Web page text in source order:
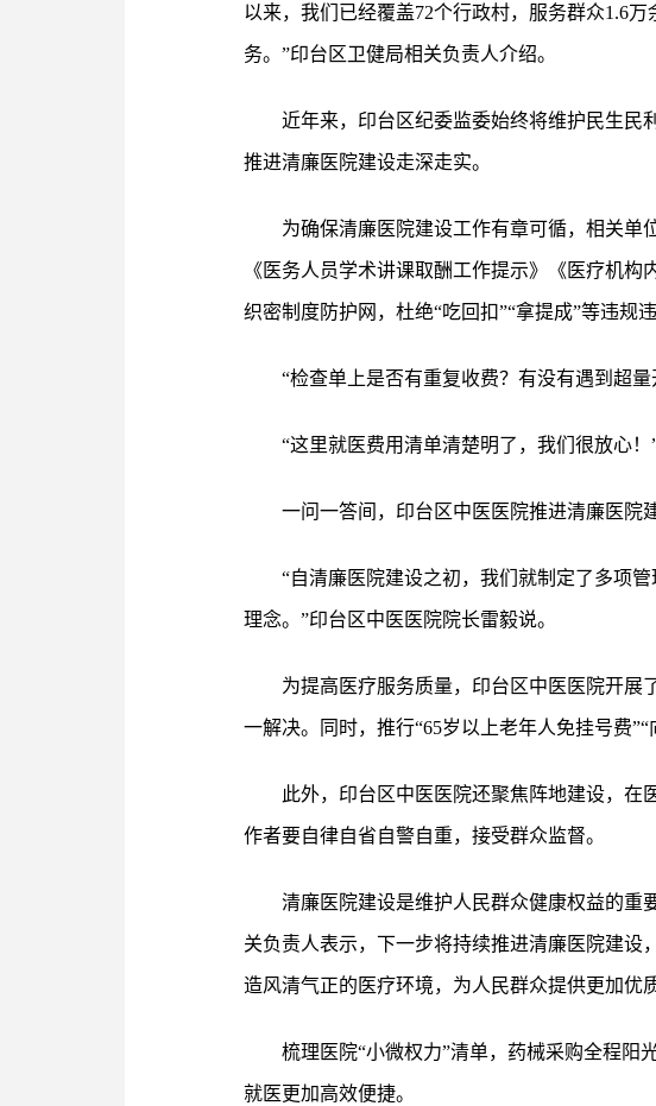
以来，我们已经覆盖72个行政村，服务群众1.6
务。”印台区卫健局相关负责人介绍。
近年来，印台区纪委监委始终将维护民生民
推进清廉医院建设走深走实。
为确保清廉医院建设工作有章可循，相关单
《医务人员学术讲课取酬工作提示》《医疗机
织密制度防护网，杜绝“吃回扣”“拿提成”等违规违
“检查单上是否有重复收费？有没有遇到超
“这里就医费用清单清楚明了，我们很放心！
一问一答间，印台区中医医院推进清廉医院
“自清廉医院建设之初，我们就制定了多项
理念。”印台区中医医院院长雷毅说。
为提高医疗服务质量，印台区中医医院开展
一解决。同时，推行“65岁以上老年人免挂号费
此外，印台区中医医院还聚焦阵地建设，在
作者要自律自省自警自重，接受群众监督。
清廉医院建设是维护人民群众健康权益的重
关负责人表示，下一步将持续推进清廉医院建
造风清气正的医疗环境，为人民群众提供更加优
梳理医院“小微权力”清单，药械采购全程
就医更加高效便捷。